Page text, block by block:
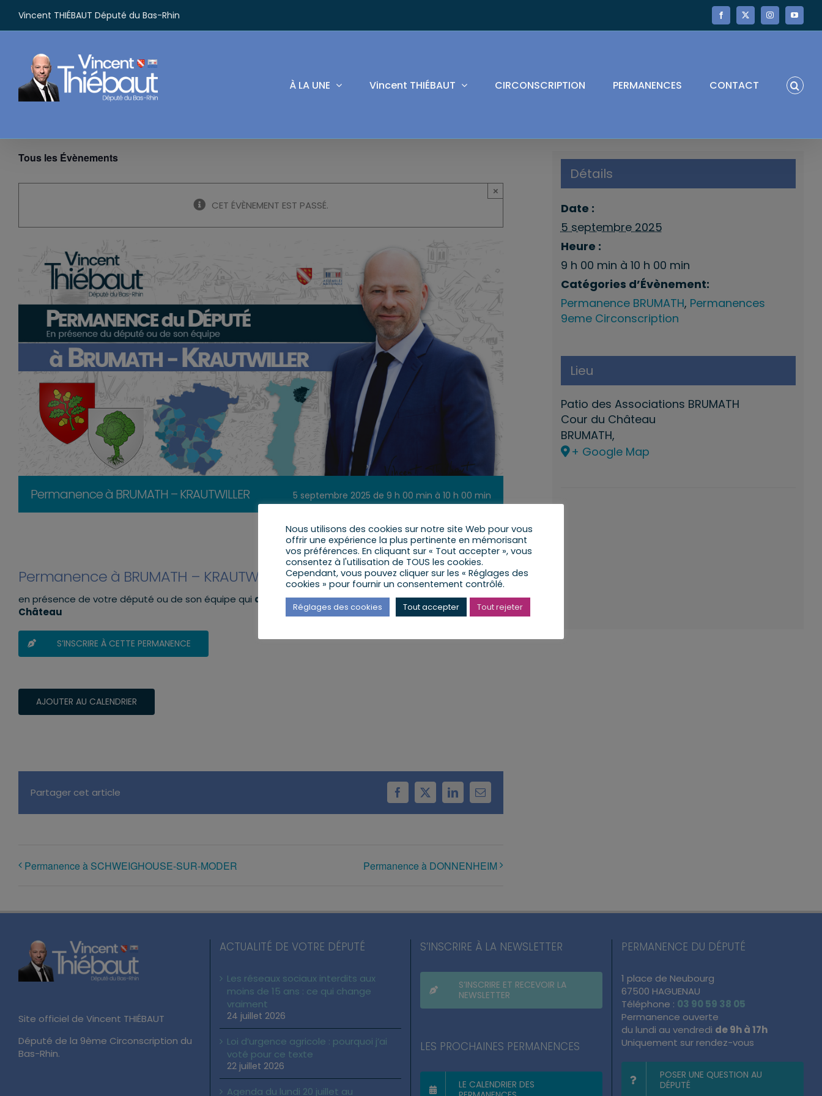
contenu
Vincent THIÉBAUT Député du Bas-Rhin Facebook
X InstagramYouTube
À LA UNE Vincent THIÉBAUT CIRCONSCRIPTION PERMANENCES CONTACT
Tous les Évènements
CET ÉVÈNEMENT EST PASSÉ.
×
Permanence à BRUMATH – KRAUTWILLER 5 septembre 2025 de 9 h 00 min à10 h 00 min
Permanence à BRUMATH – KRAUTWILLER
en présence de votre député ou de son équipe qui aura lieu au patio des associations, cour du
Château
S’INSCRIRE À CETTE PERMANENCE
AJOUTER AU CALENDRIER
Partager cet article Facebook
X LinkedInEmail
Permanence à SCHWEIGHOUSE-SUR-MODER Permanence à DONNENHEIM
Détails
Date :
5 septembre 2025
Heure :
9 h 00 min à 10 h 00 min
Catégories d’Évènement:
Permanence BRUMATH, Permanences
9eme Circonscription
Lieu
Patio des Associations BRUMATH
Cour du Château
BRUMATH,
+ Google Map
Site officiel de Vincent THIÉBAUT
Député de la 9ème Circonscription du
Bas-Rhin.
ACTUALITÉ DE VOTRE DÉPUTÉ
Les réseaux sociaux interdits aux
moins de 15 ans : ce qui change
vraiment
24 juillet 2026
Loi d’urgence agricole : pourquoi j’ai
voté pour ce texte
22 juillet 2026
Agenda du lundi 20 juillet au
S’INSCRIRE À LA NEWSLETTER
S’INSCRIRE ET RECEVOIR LA
NEWSLETTER
LES PROCHAINES PERMANENCES
LE CALENDRIER DES
PERMANENCE DU DÉPUTÉ
1 place de Neubourg
67500 HAGUENAU
Téléphone : 03 90 59 38 05
Permanence ouverte
du lundi au vendredi de 9h à 17h
Uniquement sur rendez-vous
POSER UNE QUESTION AU
DÉPUTÉ
Nous utilisons des cookies sur notre site Web pour vous
offrir une expérience la plus pertinente en mémorisant
vos préférences. En cliquant sur « Tout accepter », vous
consentez à l'utilisation de TOUS les cookies.
Cependant, vous pouvez cliquer sur les « Réglages des
cookies » pour fournir un consentement contrôlé.
Réglages des cookies Tout accepter Tout rejeter